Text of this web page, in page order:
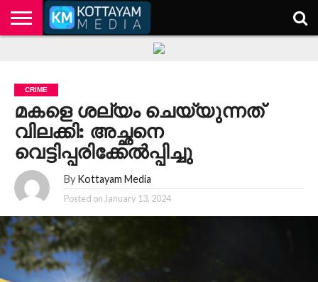
CRIME
മകളെ ശല്യം ചെയ്യുന്നത്
വിലക്കി: അച്ഛനെ
വെട്ടിപ്പരിക്കേല്‍പ്പിച്ചു
By Kottayam Media
Posted on January 13, 2024